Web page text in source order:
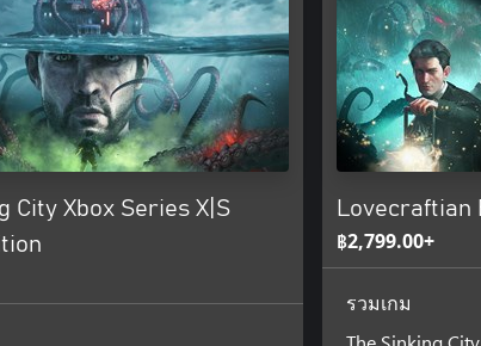
City Xbox Series X|S
Lovecraftian
฿2,799.00+
รวมเกม